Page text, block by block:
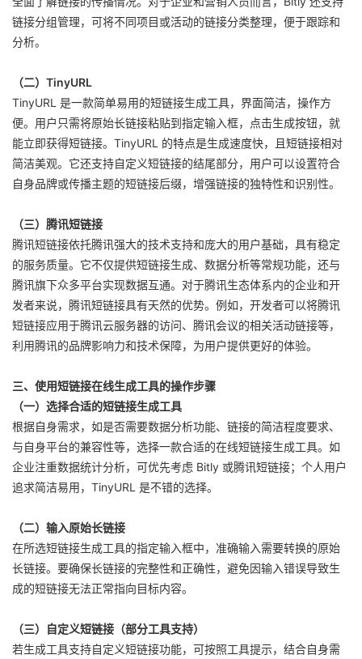
链接分组管理，可将不同项目或活动的链接分类整理，便于跟踪和
分析。
（二）TinyURL
TinyURL 是一款简单易用的短链接生成工具，界面简洁，操作方
便。用户只需将原始长链接粘贴到指定输入框，点击生成按钮，就
能立即获得短链接。TinyURL 的特点是生成速度快，且短链接相对
简洁美观。它还支持自定义短链接的结尾部分，用户可以设置符合
自身品牌或传播主题的短链接后缀，增强链接的独特性和识别性。
（三）腾讯短链接
腾讯短链接依托腾讯强大的技术支持和庞大的用户基础，具有稳定
的服务质量。它不仅提供短链接生成、数据分析等常规功能，还与
腾讯旗下众多平台实现数据互通。对于腾讯生态体系内的企业和开
发者来说，腾讯短链接具有天然的优势。例如，开发者可以将腾讯
短链接应用于腾讯云服务器的访问、腾讯会议的相关活动链接等，
利用腾讯的品牌影响力和技术保障，为用户提供更好的体验。
三、使用短链接在线生成工具的操作步骤
（一）选择合适的短链接生成工具
根据自身需求，如是否需要数据分析功能、链接的简洁程度要求、
与自身平台的兼容性等，选择一款合适的在线短链接生成工具。如
企业注重数据统计分析，可优先考虑 Bitly 或腾讯短链接；个人用户
追求简洁易用，TinyURL 是不错的选择。
（二）输入原始长链接
在所选短链接生成工具的指定输入框中，准确输入需要转换的原始
长链接。要确保长链接的完整性和正确性，避免因输入错误导致生
成的短链接无法正常指向目标内容。
（三）自定义短链接（部分工具支持）
若生成工具支持自定义短链接功能，可按照工具提示，结合自身需